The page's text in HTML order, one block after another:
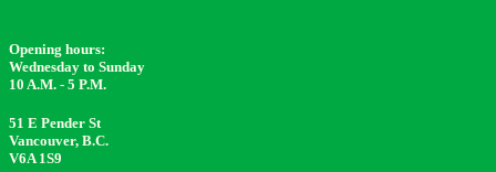
Opening hours:
Wednesday to Sunday
10 A.M. - 5 P.M.
51 E Pender St
Vancouver, B.C.
V6A 1S9